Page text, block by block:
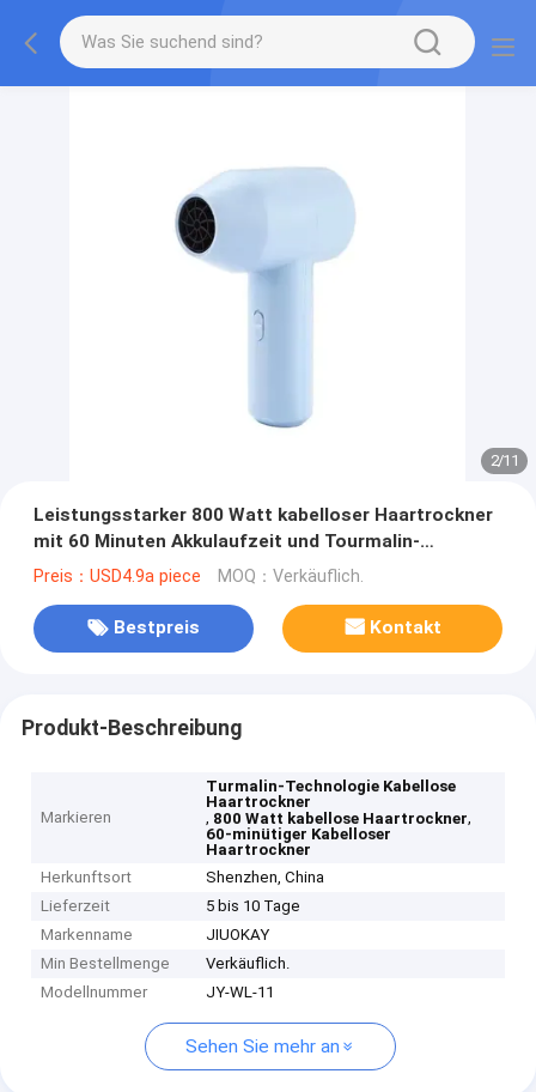
2/11
Leistungsstarker 800 Watt kabelloser Haartrockner
mit 60 Minuten Akkulaufzeit und Tourmalin-
Technologie
Preis：USD4.9a piece MOQ：Verkäuflich.
Bestpreis Kontakt
Produkt-Beschreibung
Markieren
Turmalin-Technologie Kabellose
Haartrockner
, 800 Watt kabellose Haartrockner,
60-minütiger Kabelloser
Haartrockner
Herkunftsort
Shenzhen, China
Lieferzeit
5 bis 10 Tage
Markenname
JIUOKAY
Min Bestellmenge
Verkäuflich.
Modellnummer
JY-WL-11
Sehen Sie mehr an